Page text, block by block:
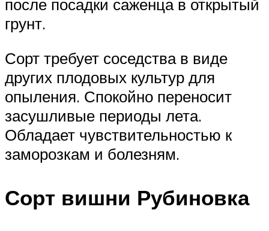
после посадки саженца в открытый
грунт.
Сорт требует соседства в виде
других плодовых культур для
опыления. Спокойно переносит
засушливые периоды лета.
Обладает чувствительностью к
заморозкам и болезням.
Сорт вишни Рубиновка